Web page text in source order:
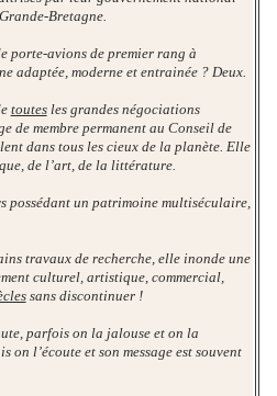
Bretagne.
porte-avions de premier rang à
adaptée, moderne et entrainée ? Deux.
toutesles grandes négociations
de membre permanent au Conseil de
dans tous les cieux de la planète. Elle
de l’art, de la littérature.
possédant un patrimoine multiséculaire,
travaux de recherche, elle inonde une
culturel, artistique, commercial,
sans discontinuer !
parfois on la jalouse et on la
on l’écoute et son message est souvent